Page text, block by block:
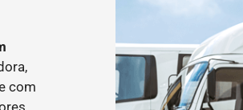
com